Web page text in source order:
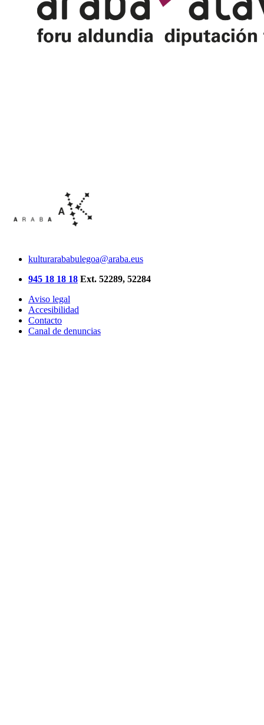
kulturarababulegoa@araba.eus
945 18 18 18 Ext. 52289, 52284
Aviso legal
Accesibilidad
Contacto
Canal de denuncias